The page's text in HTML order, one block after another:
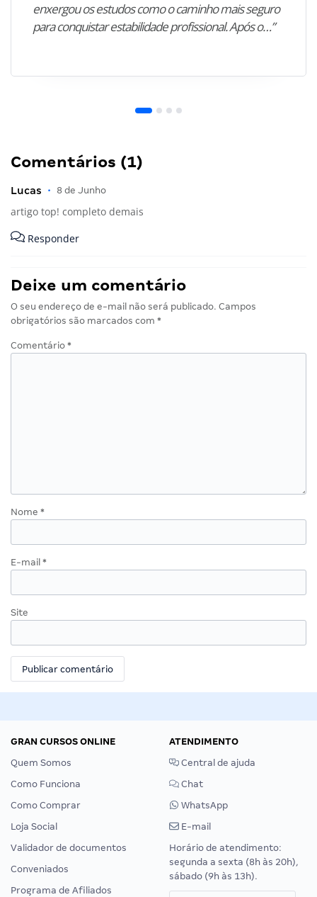
enxergou os estudos como o caminho mais seguro
para conquistar estabilidade profissional. Após o…”
Comentários (1)
Lucas • 8 de Junho
artigo top! completo demais
Responder
Deixe um comentário
O seu endereço de e-mail não será publicado. Campos
obrigatórios são marcados com *
Comentário *
Nome *
E-mail *
Site
GRAN CURSOS ONLINE
Quem Somos
Como Funciona
Como Comprar
Loja Social
Validador de documentos
Conveniados
Programa de Afiliados
ATENDIMENTO
Central de ajuda
Chat
WhatsApp
E-mail
Horário de atendimento:
segunda a sexta (8h às 20h),
sábado (9h às 13h).